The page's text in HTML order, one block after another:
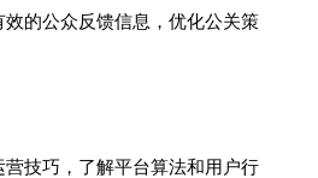
的公众反馈信息，优化公关策
技巧，了解平台算法和用户行